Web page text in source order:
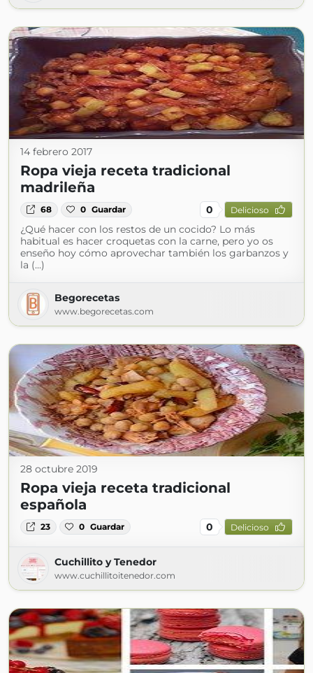
14 febrero 2017
Ropa vieja receta tradicional
madrileña
68 0 Guardar 0 Delicioso
¿Qué hacer con los restos de un cocido? Lo más
habitual es hacer croquetas con la carne, pero yo os
enseño hoy cómo aprovechar también los garbanzos y
la (...)
Begorecetas
www.begorecetas.com
28 octubre 2019
Ropa vieja receta tradicional
española
23 0 Guardar 0 Delicioso
Cuchillito y Tenedor
www.cuchillitoitenedor.com